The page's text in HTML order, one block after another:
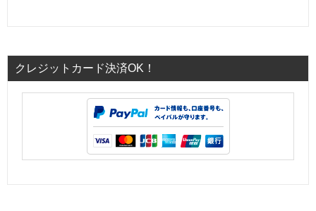
クレジットカード決済OK！